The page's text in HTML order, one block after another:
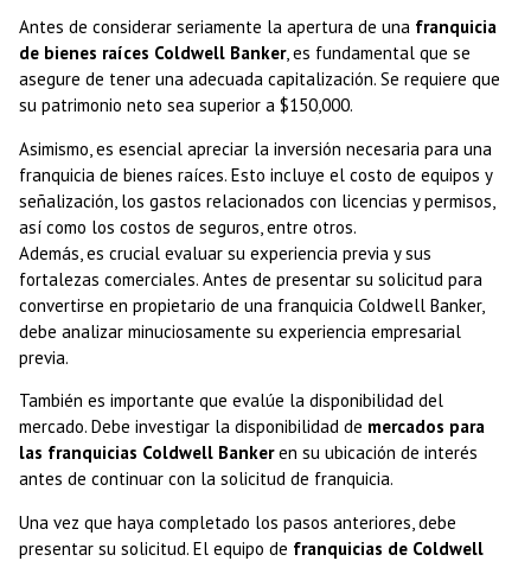
Antes de considerar seriamente la apertura de una franquicia
de bienes raíces Coldwell Banker, es fundamental que se
asegure de tener una adecuada capitalización. Se requiere que
su patrimonio neto sea superior a $150,000.
Asimismo, es esencial apreciar la inversión necesaria para una
franquicia de bienes raíces. Esto incluye el costo de equipos y
señalización, los gastos relacionados con licencias y permisos,
así como los costos de seguros, entre otros.
Además, es crucial evaluar su experiencia previa y sus
fortalezas comerciales. Antes de presentar su solicitud para
convertirse en propietario de una franquicia Coldwell Banker,
debe analizar minuciosamente su experiencia empresarial
previa.
También es importante que evalúe la disponibilidad del
mercado. Debe investigar la disponibilidad de mercados para
las franquicias Coldwell Bankeren su ubicación de interés
antes de continuar con la solicitud de franquicia.
Una vez que haya completado los pasos anteriores, debe
presentar su solicitud. El equipo de franquicias de Coldwell